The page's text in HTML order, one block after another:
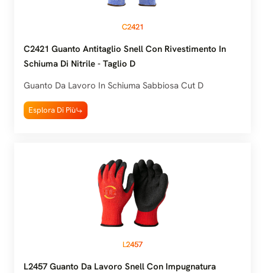
C2421
C2421 Guanto Antitaglio Snell Con Rivestimento In
Schiuma Di Nitrile - Taglio D
Guanto Da Lavoro In Schiuma Sabbiosa Cut D
Esplora Di Più
L2457
L2457 Guanto Da Lavoro Snell Con Impugnatura